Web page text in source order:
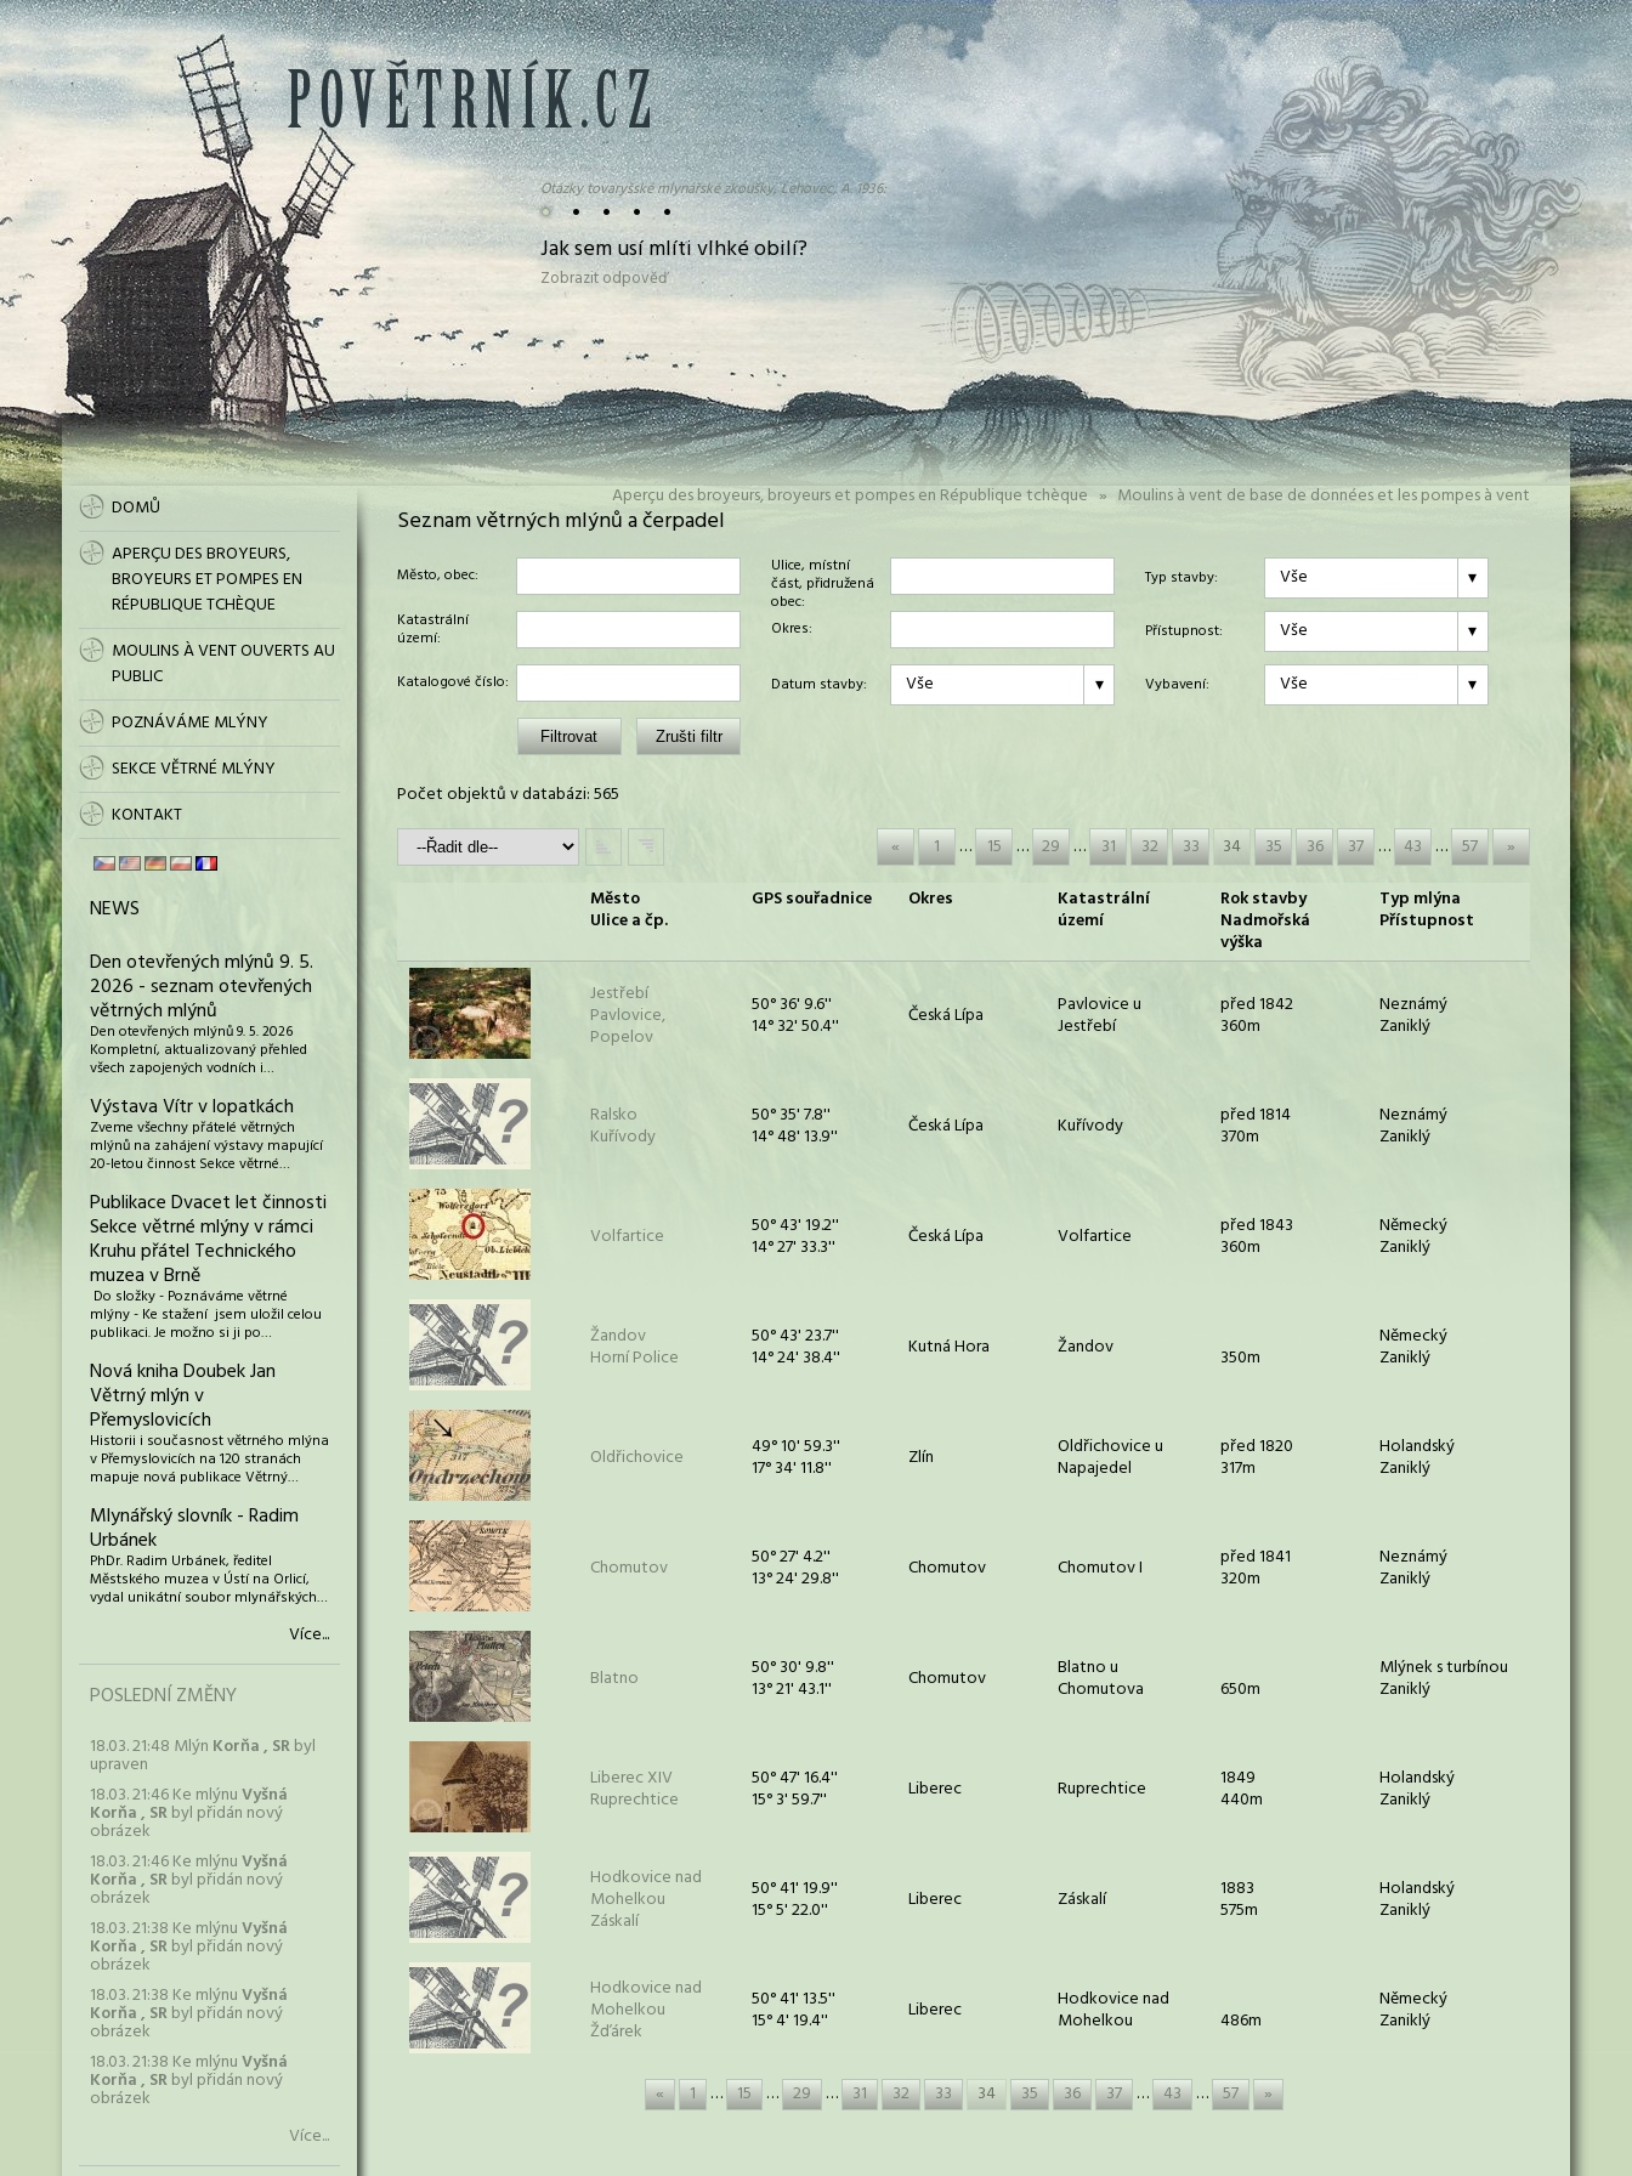
• • • • •
Otázky tovaryšské mlynářské zkoušky, Lehovec, A. 1936:
Jak sem usí mlíti vlhké obilí?
Zobrazit odpověď
DOMŮ
APERÇU DES BROYEURS,
BROYEURS ET POMPES EN
RÉPUBLIQUE TCHÈQUE
MOULINS À VENT OUVERTS AU
PUBLIC
POZNÁVÁME MLÝNY
SEKCE VĚTRNÉ MLÝNY
KONTAKT
NEWS
Den otevřených mlýnů 9. 5.
2026 - seznam otevřených
větrných mlýnů
Den otevřených mlýnů 9. 5. 2026
Kompletní, aktualizovaný přehled
všech zapojených vodních i…
Výstava Vítr v lopatkách
Zveme všechny přátelé větrných
mlýnů na zahájení výstavy mapující
20-letou činnost Sekce větrné…
Publikace Dvacet let činnosti
Sekce větrné mlýny v rámci
Kruhu přátel Technického
muzea v Brně
Do složky - Poznáváme větrné
mlýny - Ke stažení jsem uložil celou
publikaci. Je možno si ji po…
Nová kniha Doubek Jan
Větrný mlýn v
Přemyslovicích
Historii i současnost větrného mlýna
v Přemyslovicích na 120 stranách
mapuje nová publikace Větrný…
Mlynářský slovník - Radim
Urbánek
PhDr. Radim Urbánek, ředitel
Městského muzea v Ústí na Orlicí,
vydal unikátní soubor mlynářských…
Více...
POSLEDNÍ ZMĚNY
18.03. 21:48 Mlýn Korňa , SRbyl
upraven
18.03. 21:46 Ke mlýnuVyšná
Korňa , SRbyl přidán nový
obrázek
18.03. 21:46 Ke mlýnuVyšná
Korňa , SRbyl přidán nový
obrázek
18.03. 21:38 Ke mlýnuVyšná
Korňa , SRbyl přidán nový
obrázek
18.03. 21:38 Ke mlýnuVyšná
Korňa , SRbyl přidán nový
obrázek
18.03. 21:38 Ke mlýnuVyšná
Korňa , SRbyl přidán nový
obrázek
Více...
Aperçu des broyeurs, broyeurs et pompes en République tchèque » Moulins à vent de base de données et les pompes à vent
Seznam větrných mlýnů a čerpadel
Město, obec: Ulice, místní
část, přidružená
obec:
Typ stavby: Vše
Katastrální
území: Okres: Přístupnost: Vše
Katalogové číslo: Datum stavby: Vše Vybavení: Vše
Počet objektů v databázi: 565
«
1 … 15 … 29 … 31 32 33 34 35 36 37 … 43 … 57
»
Město
Ulice a čp.
GPS souřadnice Okres Katastrální
území
Rok stavby
Nadmořská
výška
Typ mlýna
Přístupnost
Jestřebí
Pavlovice,
Popelov
50° 36' 9.6''
14° 32' 50.4'' Česká Lípa Pavlovice u
Jestřebí
před 1842
360m
Neznámý
Zaniklý
Ralsko
Kuřívody
50° 35' 7.8''
14° 48' 13.9'' Česká Lípa Kuřívody před 1814
370m
Neznámý
Zaniklý
Volfartice 50° 43' 19.2''
14° 27' 33.3'' Česká Lípa Volfartice před 1843
360m
Německý
Zaniklý
Žandov
Horní Police
50° 43' 23.7''
14° 24' 38.4'' Kutná Hora Žandov 350m
Německý
Zaniklý
Oldřichovice 49° 10' 59.3''
17° 34' 11.8'' Zlín Oldřichovice u
Napajedel
před 1820
317m
Holandský
Zaniklý
Chomutov 50° 27' 4.2''
13° 24' 29.8'' Chomutov Chomutov I před 1841
320m
Neznámý
Zaniklý
Blatno 50° 30' 9.8''
13° 21' 43.1'' Chomutov Blatno u
Chomutova 650m
Mlýnek s turbínou
Zaniklý
Liberec XIV
Ruprechtice
50° 47' 16.4''
15° 3' 59.7'' Liberec Ruprechtice 1849
440m
Holandský
Zaniklý
Hodkovice nad
Mohelkou
Záskalí
50° 41' 19.9''
15° 5' 22.0'' Liberec Záskalí 1883
575m
Holandský
Zaniklý
Hodkovice nad
Mohelkou
Žďárek
50° 41' 13.5''
15° 4' 19.4'' Liberec Hodkovice nad
Mohelkou 486m
Německý
Zaniklý
« 1 … 15 … 29 … 31 32 33 34 35 36 37 … 43 … 57 »